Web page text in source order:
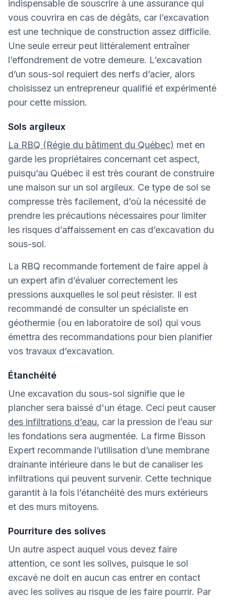
indispensable de souscrire à une assurance qui
vous couvrira en cas de dégâts, car l’excavation
est une technique de construction assez difficile.
Une seule erreur peut littéralement entraîner
l’effondrement de votre demeure. L’excavation
d’un sous-sol requiert des nerfs d’acier, alors
choisissez un entrepreneur qualifié et expérimenté
pour cette mission.
Sols argileux
La RBQ (Régie du bâtiment du Québec) met en
garde les propriétaires concernant cet aspect,
puisqu’au Québec il est très courant de construire
une maison sur un sol argileux. Ce type de sol se
compresse très facilement, d’où la nécessité de
prendre les précautions nécessaires pour limiter
les risques d’affaissement en cas d’excavation du
sous-sol.
La RBQ recommande fortement de faire appel à
un expert afin d’évaluer correctement les
pressions auxquelles le sol peut résister. Il est
recommandé de consulter un spécialiste en
géothermie (ou en laboratoire de sol) qui vous
émettra des recommandations pour bien planifier
vos travaux d’excavation.
Étanchéité
Une excavation du sous-sol signifie que le
plancher sera baissé d'un étage. Ceci peut causer
des infiltrations d’eau, car la pression de l’eau sur
les fondations sera augmentée. La firme Bisson
Expert recommande l’utilisation d’une membrane
drainante intérieure dans le but de canaliser les
infiltrations qui peuvent survenir. Cette technique
garantit à la fois l’étanchéité des murs extérieurs
et des murs mitoyens.
Pourriture des solives
Un autre aspect auquel vous devez faire
attention, ce sont les solives, puisque le sol
excavé ne doit en aucun cas entrer en contact
avec les solives au risque de les faire pourrir. Par